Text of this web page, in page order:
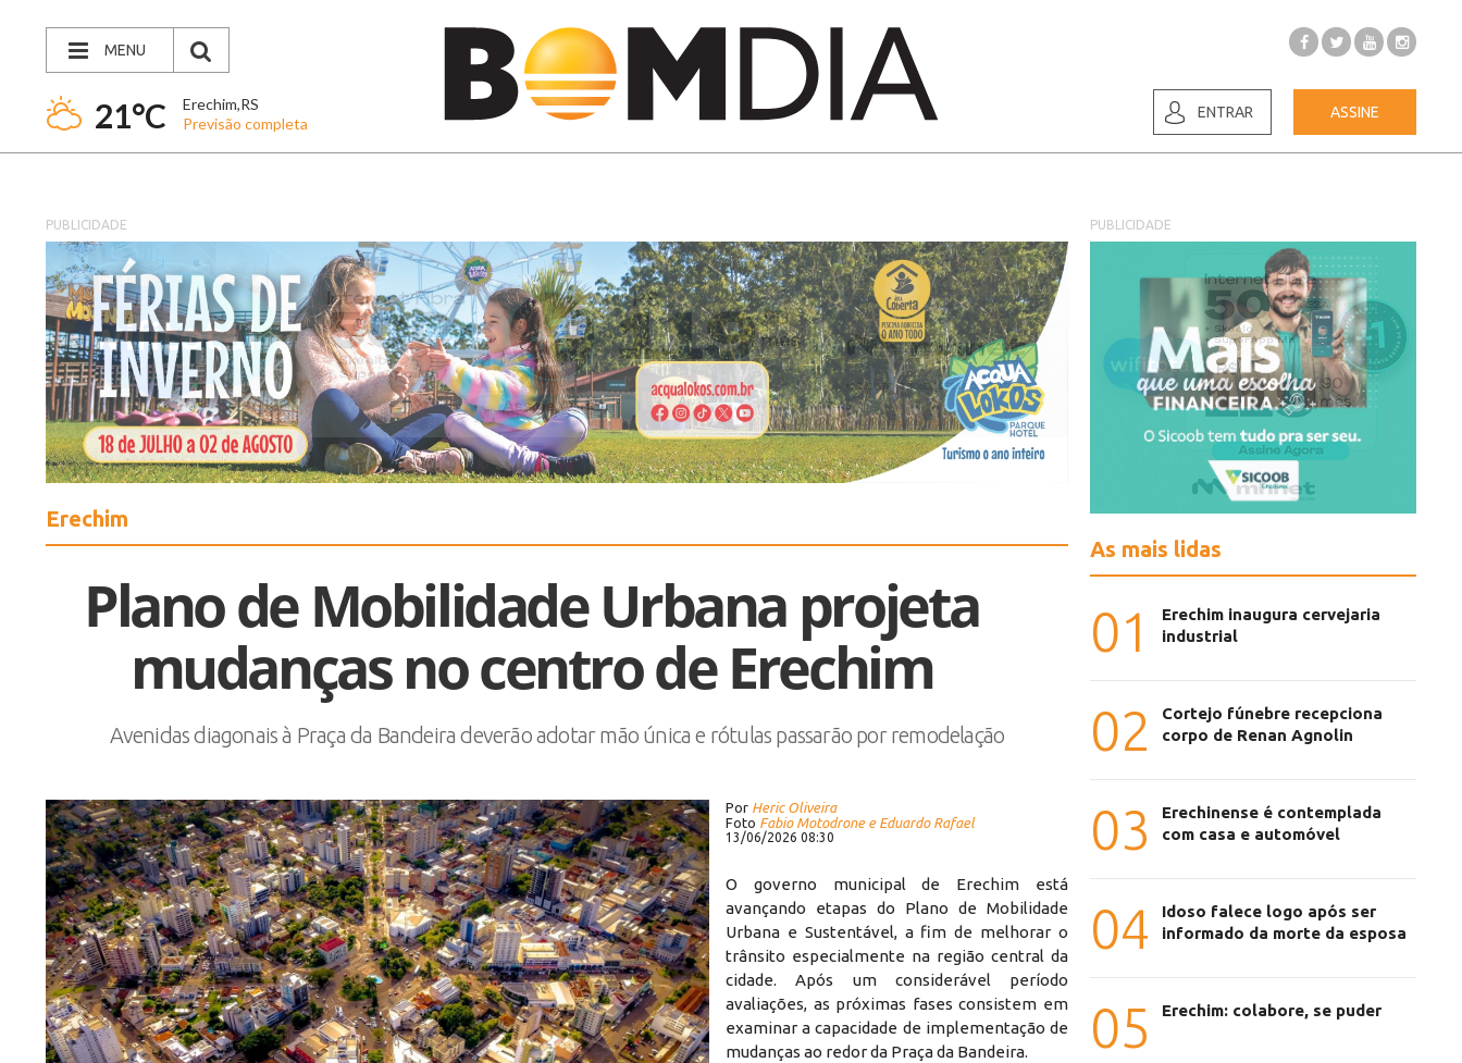
MENU
21°C
Erechim,RS
Previsão completa
ENTRAR ASSINE
PUBLICIDADE
Erechim
Plano de Mobilidade Urbana projeta
mudanças no centro de Erechim
Avenidas diagonais à Praça da Bandeira deverão adotar mão única e rótulas passarão por remodelação
Por Heric Oliveira
Foto Fabio Motodrone e Eduardo Rafael
13/06/2026 08:30
O governo municipal de Erechim está
avançando etapas do Plano de Mobilidade
Urbana e Sustentável, a fim de melhorar o
trânsito especialmente na região central da
cidade. Após um considerável período
avaliações, as próximas fases consistem em
examinar a capacidade de implementação de
mudanças ao redor da Praça da Bandeira.
PUBLICIDADE
As mais lidas
01
Erechim inaugura cervejaria
industrial
02
Cortejo fúnebre recepciona
corpo de Renan Agnolin
03
Erechinense é contemplada
com casa e automóvel
04
Idoso falece logo após ser
informado da morte da esposa
05 Erechim: colabore, se puder